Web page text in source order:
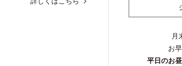
月
お
平日のお